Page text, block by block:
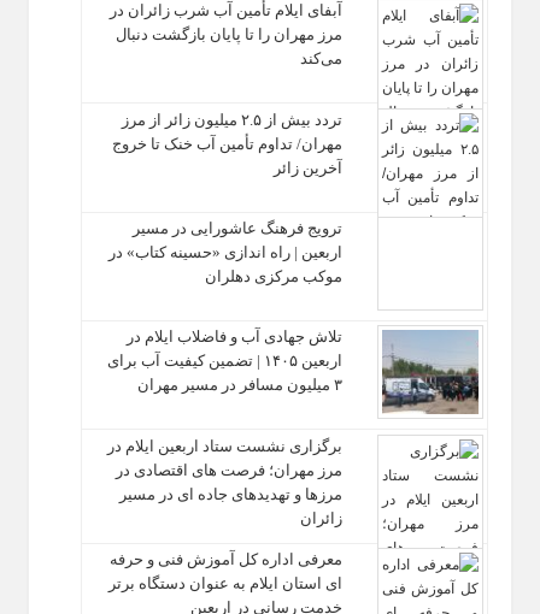
آبفای ایلام تأمین آب شرب زائران در
مرز مهران را تا پایان بازگشت دنبال
می‌کند
تردد بیش از ۲.۵ میلیون زائر از مرز
مهران/ تداوم تأمین آب خنک تا خروج
آخرین زائر
ترویج فرهنگ عاشورایی در مسیر
اربعین | راه‌ اندازی «حسینه کتاب» در
موکب مرکزی دهلران
تلاش جهادی آب و فاضلاب ایلام در
اربعین ۱۴۰۵ | تضمین کیفیت آب برای
۳ میلیون مسافر در مسیر مهران
برگزاری نشست ستاد اربعین ایلام در
مرز مهران؛ فرصت‌ های اقتصادی در
مرزها و تهدیدهای جاده‌ ای در مسیر
زائران
معرفی اداره کل آموزش فنی و حرفه‌
ای استان ایلام به‌ عنوان دستگاه برتر
خدمت‌ رسانی در اربعین